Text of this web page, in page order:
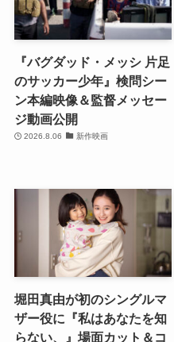
『バグダッド・メッシ 片足
のサッカー少年』検問シー
ン本編映像＆監督メッセー
ジ動画公開
2026.8.06 新作映画
堀田真由が初のシングルマ
ザー役に『私はあなたを知
らない、』場面カット＆コ